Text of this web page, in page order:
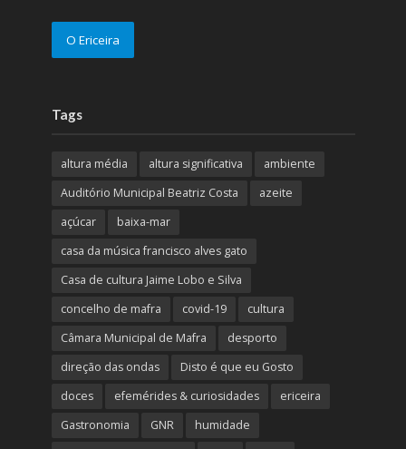
O Ericeira
Tags
altura média altura significativa
ambiente
Auditório Municipal Beatriz Costa
azeite
açúcar
baixa-mar
casa da música francisco alves gato
Casa de cultura Jaime Lobo e Silva
concelho de mafra
covid-19
cultura
Câmara Municipal de Mafra
desporto
direção das ondas
Disto é que eu Gosto
doces
efemérides & curiosidades
ericeira
Gastronomia
GNR
humidade